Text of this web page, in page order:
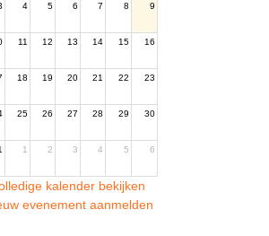
4 5 6 7 8 9
11 12 13 14 15 16
18 19 20 21 22 23
25 26 27 28 29 30
1 2 3 4 5 6
kalender bekijken
evenement aanmelden